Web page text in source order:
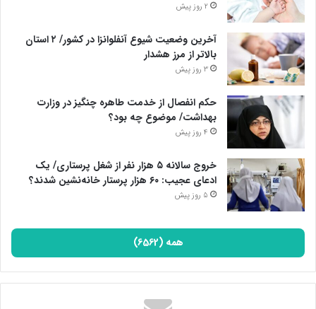
2 روز پیش
آخرین وضعیت شیوع آنفلوانزا در کشور/ ۲ استان
بالاتر از مرز هشدار
3 روز پیش
حکم انفصال از خدمت طاهره چنگیز در وزارت
بهداشت/ موضوع چه بود؟
4 روز پیش
خروج سالانه ۵ هزار نفر از شغل پرستاری/ یک
ادعای عجیب: ۶۰ هزار پرستار خانه‌نشین شدند؟
5 روز پیش
همه (6562)